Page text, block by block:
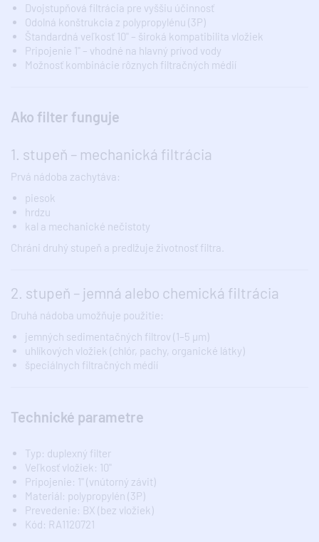
Dvojstupňová filtrácia pre vyššiu účinnosť
Odolná konštrukcia z polypropylénu (3P)
Štandardná veľkosť 10" – široká kompatibilita vložiek
Pripojenie 1" – vhodné na hlavný prívod vody
Možnosť kombinácie rôznych filtračných médií
Ako filter funguje
1. stupeň – mechanická filtrácia
Prvá nádoba zachytáva:
piesok
hrdzu
kal a mechanické nečistoty
Chráni druhý stupeň a predlžuje životnosť filtra.
2. stupeň – jemná alebo chemická filtrácia
Druhá nádoba umožňuje použitie:
jemných sedimentačných filtrov (1–5 µm)
uhlíkových vložiek (chlór, pachy, organické látky)
špeciálnych filtračných médií
Technické parametre
Typ: duplexný filter
Veľkosť vložiek: 10"
Pripojenie: 1" (vnútorný závit)
Materiál: polypropylén (3P)
Prevedenie: BX (bez vložiek)
Kód: RA1120721